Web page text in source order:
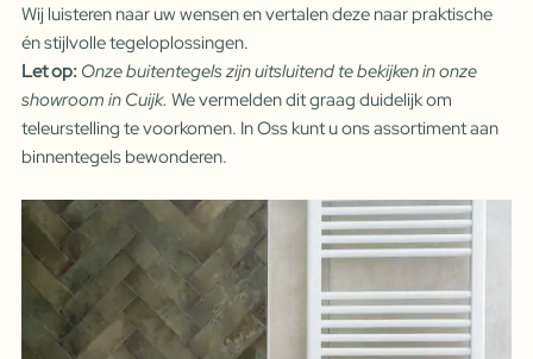
Wij luisteren naar uw wensen en vertalen deze naar praktische
én stijlvolle tegeloplossingen.
Let op: Onze buitentegels zijn uitsluitend te bekijken in onze
showroom in Cuijk. We vermelden dit graag duidelijk om
teleurstelling te voorkomen. In Oss kunt u ons assortiment aan
binnentegels bewonderen.